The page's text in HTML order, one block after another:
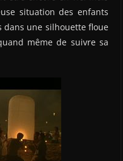
situation des enfants
dans une silhouette floue
même de suivre sa